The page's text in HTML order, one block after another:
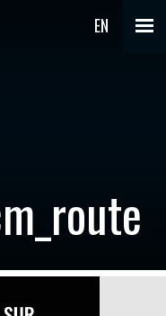
EN